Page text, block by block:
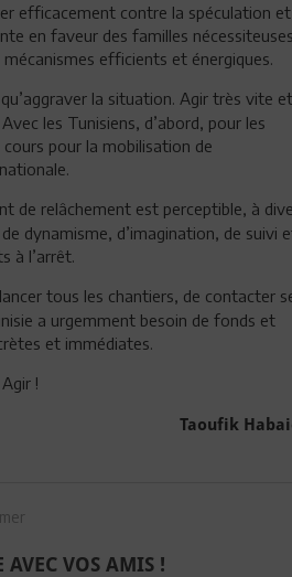
efficacement contre la spéculation et
en faveur des familles
efficients et énergiques.
la situation. Agir très vite et
les Tunisiens, d’abord, pour les
pour la mobilisation de
de relâchement est perceptible, à
dynamisme, d’imagination, de suivi
à l’arrêt.
tous les chantiers, de contacter
a urgemment besoin de fonds et
et immédiates.
!
Taoufik
AVEC VOS AMIS !